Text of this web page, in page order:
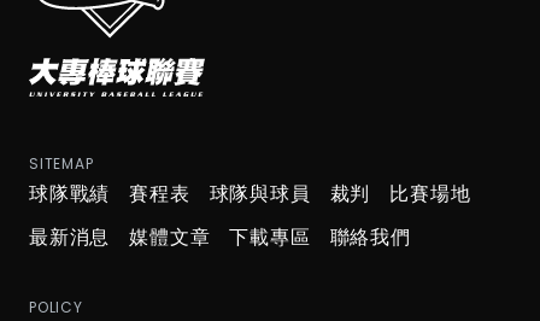
SITEMAP
球隊戰績 賽程表 球隊與球員 裁判
比賽場地
最新消息
媒體文章 下載專區 聯絡我們
POLICY